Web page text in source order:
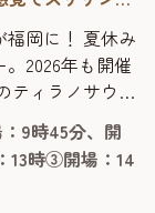
岡に！ 夏休み
2026年も開催
ティラノサウル
きたリアル恐
た時代にタイ
学べる、ファミ
るだけでな
9時45分、開
13時③開場：14